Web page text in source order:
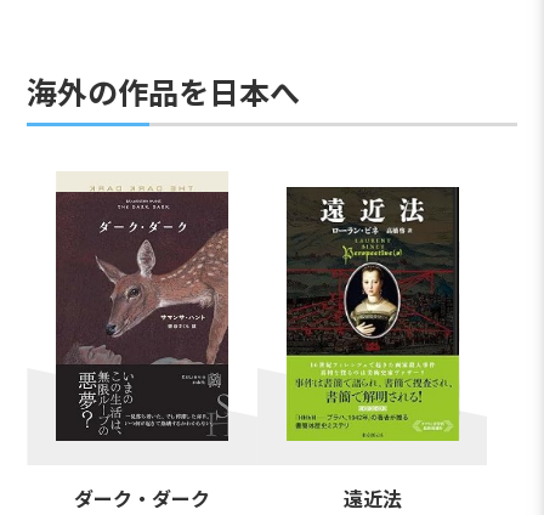
海外の作品を日本へ
ダーク・ダーク 遠近法